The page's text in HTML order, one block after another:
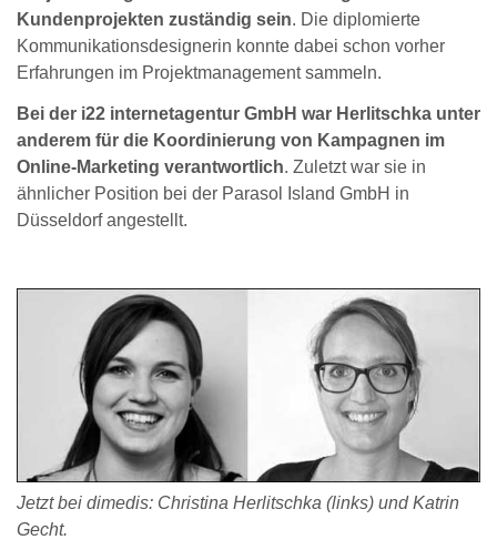
Kundenprojekten zuständig sein. Die diplomierte
Kommunikationsdesignerin konnte dabei schon vorher
Erfahrungen im Projektmanagement sammeln.
Bei der i22 internetagentur GmbH war Herlitschka unter
anderem für die Koordinierung von Kampagnen im
Online-Marketing verantwortlich. Zuletzt war sie in
ähnlicher Position bei der Parasol Island GmbH in
Düsseldorf angestellt.
Jetzt bei dimedis: Christina Herlitschka (links) und Katrin
Gecht.